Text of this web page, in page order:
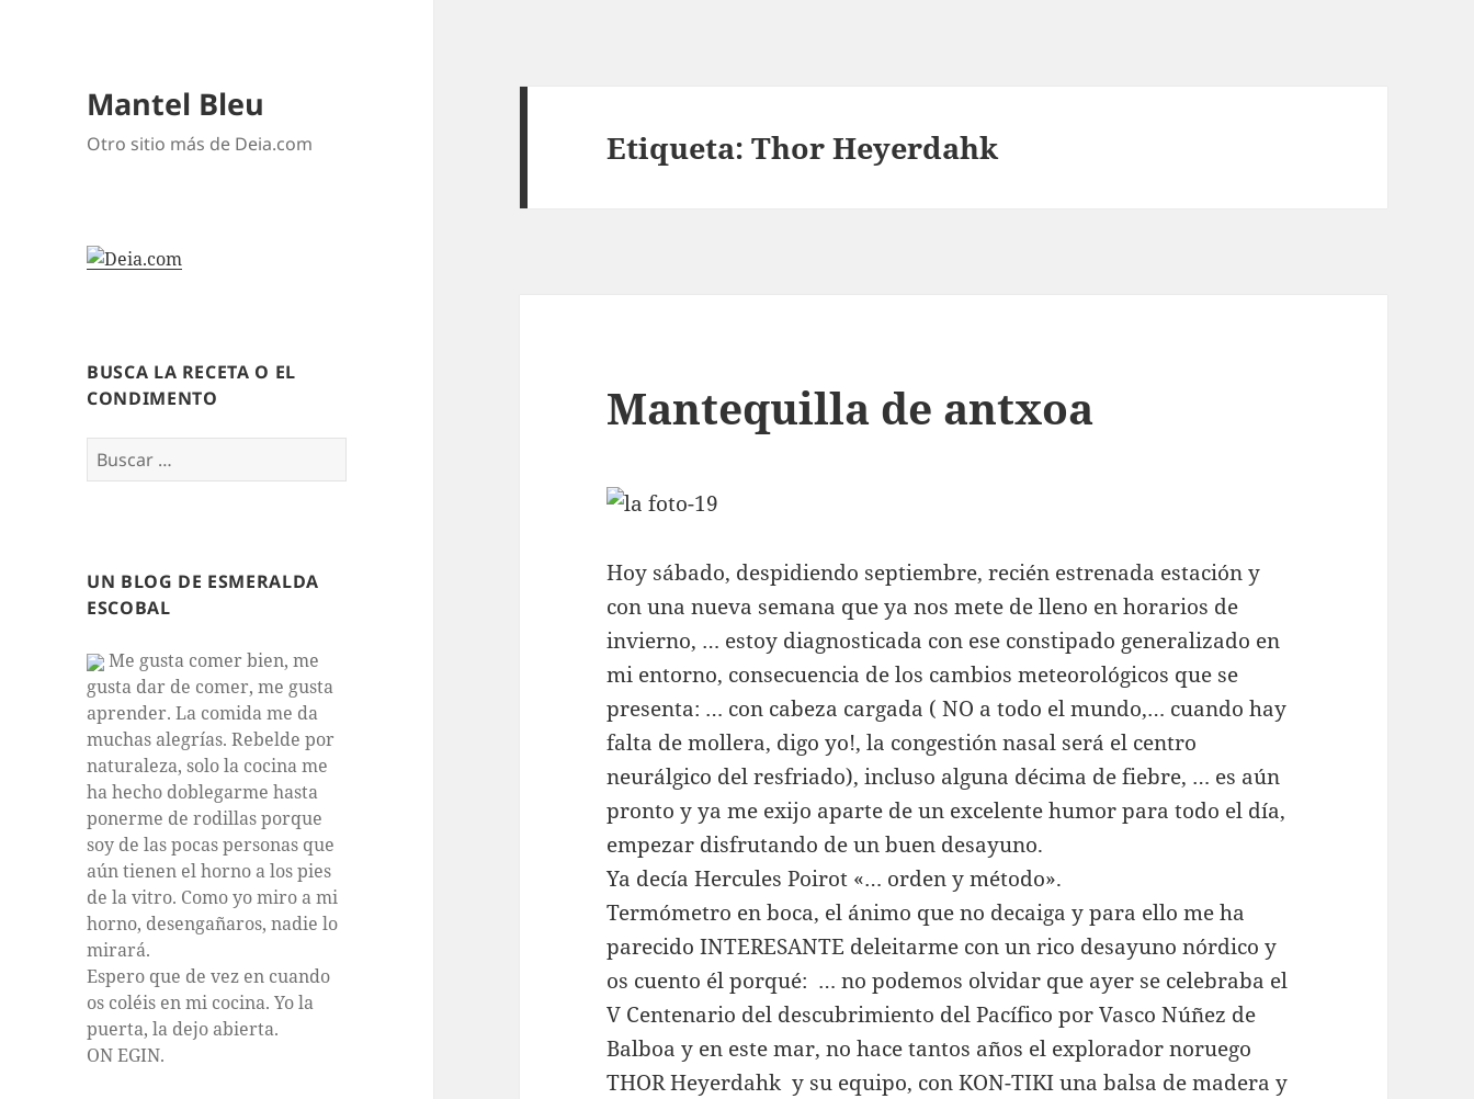
Mantel Bleu
Otro sitio más de Deia.com
BUSCA LA RECETA O EL
CONDIMENTO
Buscar:
UN BLOG DE ESMERALDA
ESCOBAL
Me gusta comer bien, me
gusta dar de comer, me gusta
aprender. La comida me da
muchas alegrías. Rebelde por
naturaleza, solo la cocina me
ha hecho doblegarme hasta
ponerme de rodillas porque
soy de las pocas personas que
aún tienen el horno a los pies
de la vitro. Como yo miro a mi
horno, desengañaros, nadie lo
mirará.
Espero que de vez en cuando
os coléis en mi cocina. Yo la
puerta, la dejo abierta.
ON EGIN.
Etiqueta:Thor Heyerdahk
Mantequilla de antxoa
Hoy sábado, despidiendo septiembre, recién estrenada estación y
con una nueva semana que ya nos mete de lleno en horarios de
invierno, … estoy diagnosticada con ese constipado generalizado en
mi entorno, consecuencia de los cambios meteorológicos que se
presenta: … con cabeza cargada ( NO a todo el mundo,… cuando hay
falta de mollera, digo yo!, la congestión nasal será el centro
neurálgico del resfriado), incluso alguna décima de fiebre, … es aún
pronto y ya me exijo aparte de un excelente humor para todo el día,
empezar disfrutando de un buen desayuno.
Ya decía Hercules Poirot «… orden y método».
Termómetro en boca, el ánimo que no decaiga y para ello me ha
parecido INTERESANTE deleitarme con un rico desayuno nórdico y
os cuento él porqué: … no podemos olvidar que ayer se celebraba el
V Centenario del descubrimiento del Pacífico por Vasco Núñez de
Balboa y en este mar, no hace tantos años el explorador noruego
THOR Heyerdahk y su equipo, con KON-TIKI una balsa de madera y